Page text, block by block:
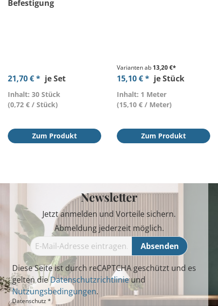
Befestigung
21,70 € * je Set
Inhalt: 30 Stück
(0,72 € / Stück)
Zum Produkt
Varianten ab 13,20 €*
15,10 € * je Stück
Inhalt: 1 Meter
(15,10 € / Meter)
Zum Produkt
Newsletter
Jetzt anmelden und Vorteile sichern.
Abmeldung jederzeit möglich.
Absenden
Diese Seite ist durch reCAPTCHA geschützt und es
gelten dieDatenschutzrichtlinieund
Nutzungsbedingungen.
Datenschutz *